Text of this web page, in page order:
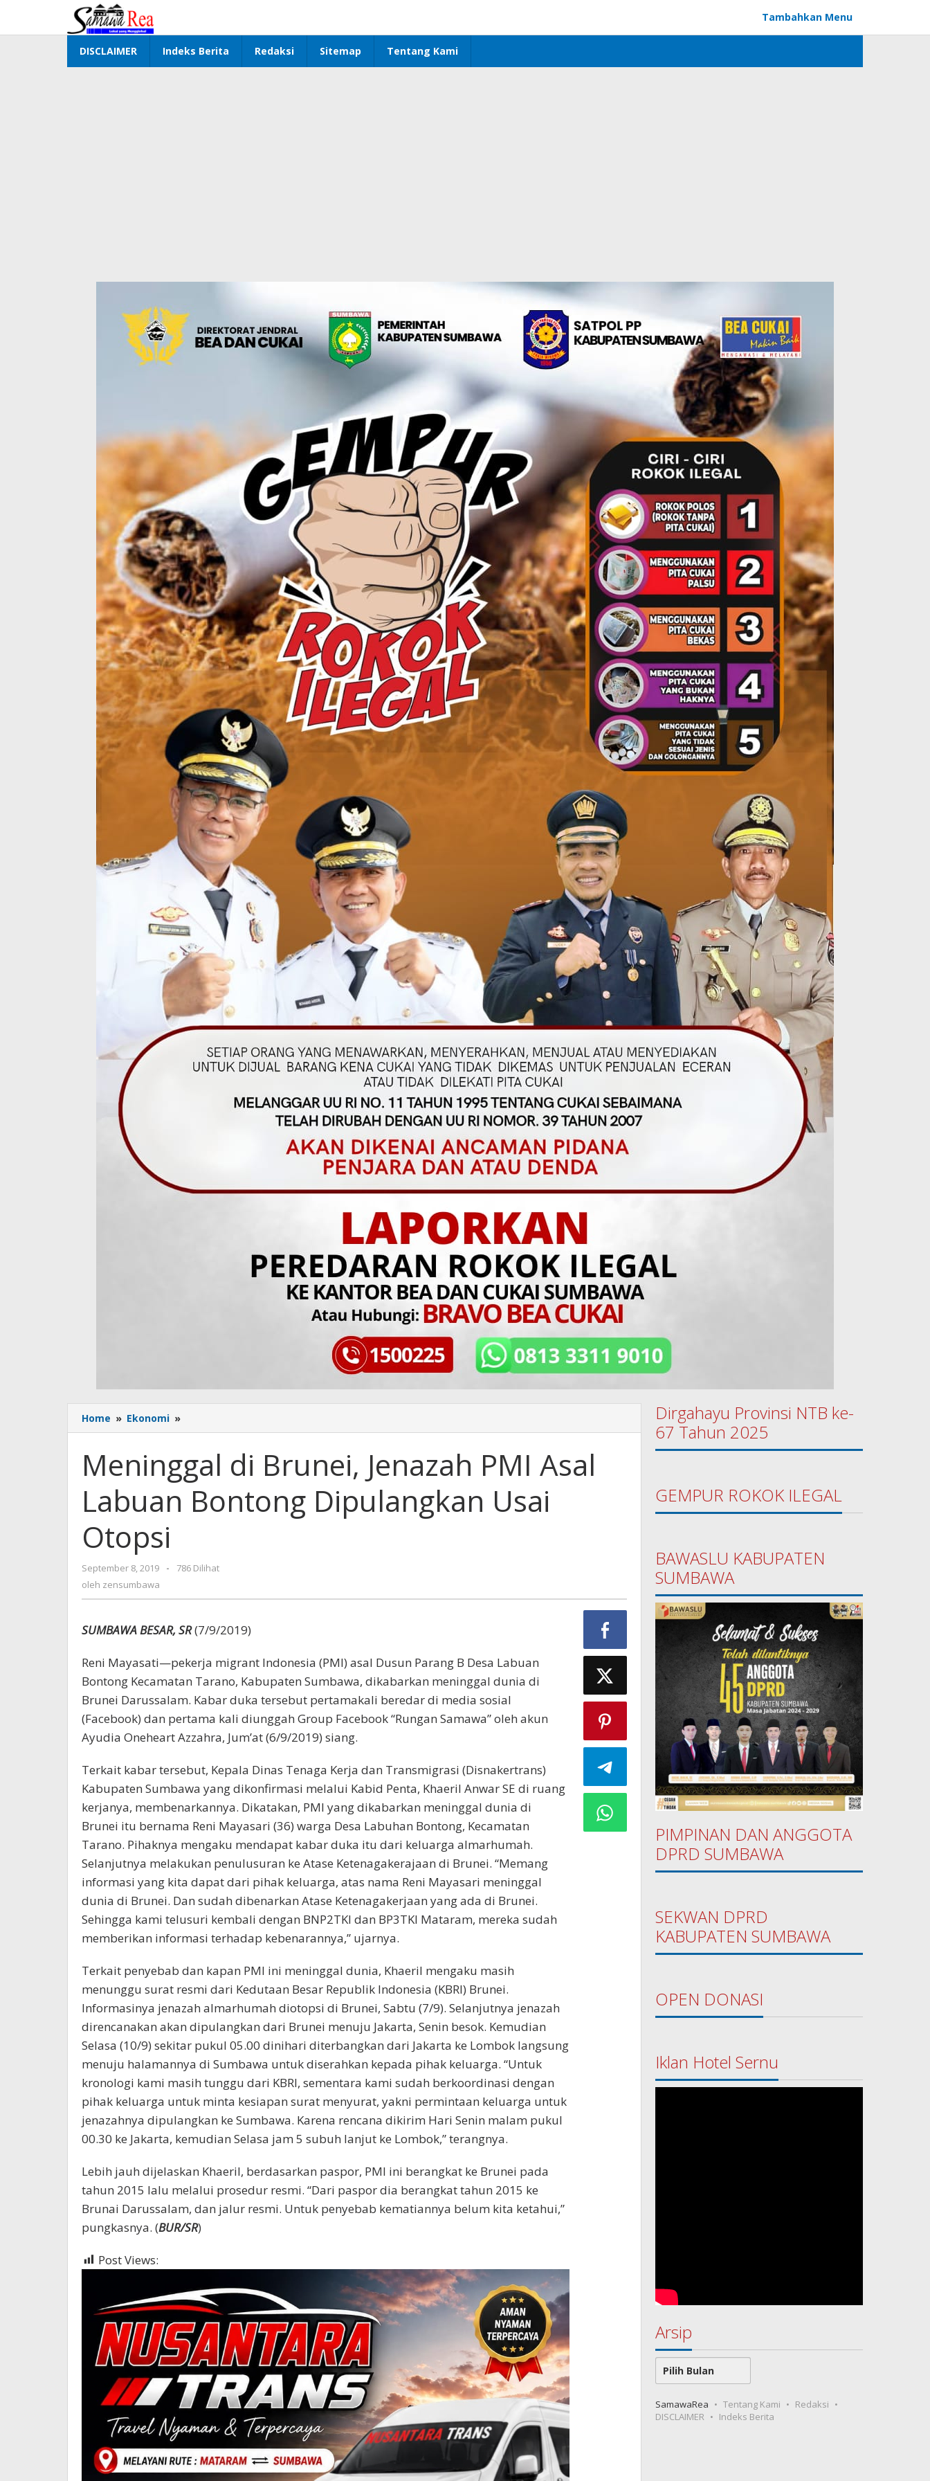
konten
Tambahkan Menu
DISCLAIMER Indeks Berita Redaksi Sitemap Tentang Kami
Home » Ekonomi »
di
Jenazah
PMI
Asal
Labuan
Otopsi
Meninggal di Brunei, Jenazah PMI Asal
Labuan Bontong Dipulangkan Usai
Otopsi
September 8, 2019
oleh
-
786 Dilihat
oleh zensumbawa
SUMBAWA BESAR, SR(7/9/2019)
Reni Mayasati—pekerja migrant Indonesia (PMI) asal Dusun Parang B Desa Labuan
Bontong Kecamatan Tarano, Kabupaten Sumbawa, dikabarkan meninggal dunia di
Brunei Darussalam. Kabar duka tersebut pertamakali beredar di media sosial
(Facebook) dan pertama kali diunggah Group Facebook “Rungan Samawa” oleh akun
Ayudia Oneheart Azzahra, Jum’at (6/9/2019) siang.
Terkait kabar tersebut, Kepala Dinas Tenaga Kerja dan Transmigrasi (Disnakertrans)
Kabupaten Sumbawa yang dikonfirmasi melalui Kabid Penta, Khaeril Anwar SE di ruang
kerjanya, membenarkannya. Dikatakan, PMI yang dikabarkan meninggal dunia di
Brunei itu bernama Reni Mayasari (36) warga Desa Labuhan Bontong, Kecamatan
Tarano. Pihaknya mengaku mendapat kabar duka itu dari keluarga almarhumah.
Selanjutnya melakukan penulusuran ke Atase Ketenagakerajaan di Brunei. “Memang
informasi yang kita dapat dari pihak keluarga, atas nama Reni Mayasari meninggal
dunia di Brunei. Dan sudah dibenarkan Atase Ketenagakerjaan yang ada di Brunei.
Sehingga kami telusuri kembali dengan BNP2TKI dan BP3TKI Mataram, mereka sudah
memberikan informasi terhadap kebenarannya,” ujarnya.
Terkait penyebab dan kapan PMI ini meninggal dunia, Khaeril mengaku masih
menunggu surat resmi dari Kedutaan Besar Republik Indonesia (KBRI) Brunei.
Informasinya jenazah almarhumah diotopsi di Brunei, Sabtu (7/9). Selanjutnya jenazah
direncanakan akan dipulangkan dari Brunei menuju Jakarta, Senin besok. Kemudian
Selasa (10/9) sekitar pukul 05.00 dinihari diterbangkan dari Jakarta ke Lombok langsung
menuju halamannya di Sumbawa untuk diserahkan kepada pihak keluarga. “Untuk
kronologi kami masih tunggu dari KBRI, sementara kami sudah berkoordinasi dengan
pihak keluarga untuk minta kesiapan surat menyurat, yakni permintaan keluarga untuk
jenazahnya dipulangkan ke Sumbawa. Karena rencana dikirim Hari Senin malam pukul
00.30 ke Jakarta, kemudian Selasa jam 5 subuh lanjut ke Lombok,” terangnya.
Lebih jauh dijelaskan Khaeril, berdasarkan paspor, PMI ini berangkat ke Brunei pada
tahun 2015 lalu melalui prosedur resmi. “Dari paspor dia berangkat tahun 2015 ke
Brunai Darussalam, dan jalur resmi. Untuk penyebab kematiannya belum kita ketahui,”
pungkasnya. (BUR/SR)
Post Views:
Dirgahayu Provinsi NTB ke-
67 Tahun 2025
GEMPUR ROKOK ILEGAL
BAWASLU KABUPATEN
SUMBAWA
PIMPINAN DAN ANGGOTA
DPRD SUMBAWA
SEKWAN DPRD
KABUPATEN SUMBAWA
OPEN DONASI
Iklan Hotel Sernu
Arsip
Arsip
SamawaRea Tentang Kami
Redaksi
DISCLAIMER
Indeks Berita